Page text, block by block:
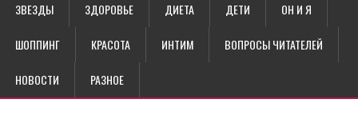
ЗВЕЗДЫ ЗДОРОВЬЕ ДИЕТА ДЕТИ ОН И Я
ШОППИНГ КРАСОТА ИНТИМ ВОПРОСЫ ЧИТАТЕЛЕЙ
НОВОСТИ РАЗНОЕ